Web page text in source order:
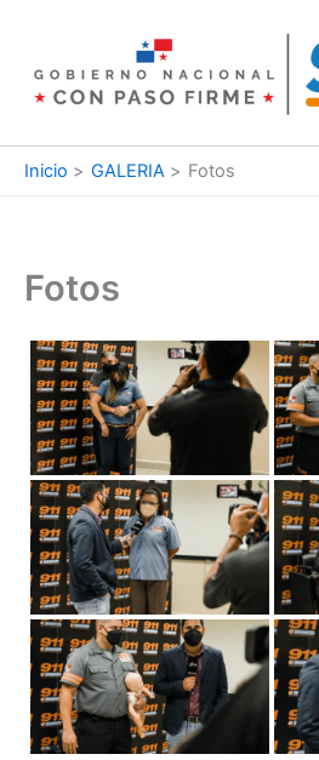
contenido
Inicio GALERIA Fotos
Fotos